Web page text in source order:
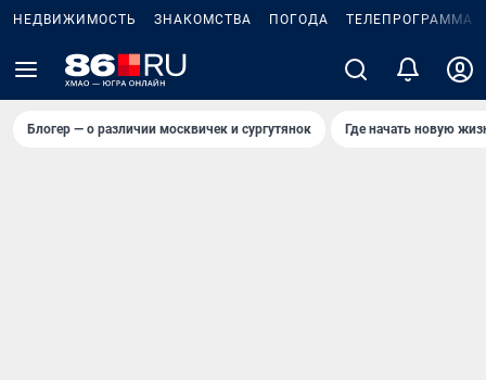
НЕДВИЖИМОСТЬ ЗНАКОМСТВА ПОГОДА ТЕЛЕПРОГРАММА
Блогер — о различии москвичек и сургутянок Где начать новую